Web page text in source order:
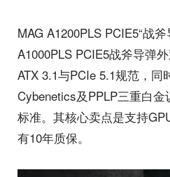
MAG A1200PLS PCIE5“战
A1000PLS PCIE5战斧导弹
ATX 3.1与PCIe 5.1规范，同
Cybenetics及PPLP三重白
标准。其核心卖点是支持
有10年质保。